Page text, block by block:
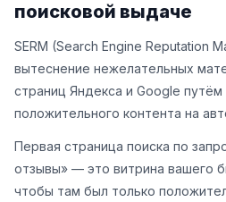
поисковой выдаче
SERM (Search Engine Reputation
вытеснение нежелательных
страниц Яндекса и Google путём
положительного контента на
Первая страница поиска по
отзывы» — это витрина вашего
чтобы там был только